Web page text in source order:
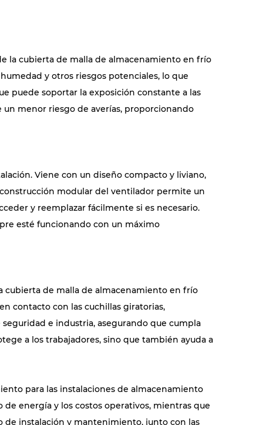
la cubierta de malla de almacenamiento en frío
y otros riesgos potenciales, lo que
puede soportar la exposición constante a las
menor riesgo de averías, proporcionando
Viene con un diseño compacto y liviano,
modular del ventilador permite un
y reemplazar fácilmente si es necesario.
esté funcionando con un máximo
cubierta de malla de almacenamiento en frío
contacto con las cuchillas giratorias,
e industria, asegurando que cumpla
a los trabajadores, sino que también ayuda a
para las instalaciones de almacenamiento
energía y los costos operativos, mientras que
de instalación y mantenimiento, junto con las